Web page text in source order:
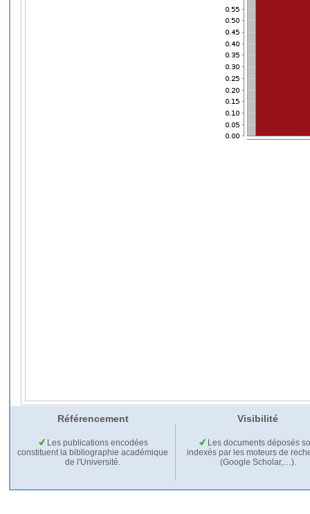
Référencement Visibilité
Les publications encodées
constituent la bibliographie académique
de l'Université.
Les documents déposés
indexés par les moteurs de
(Google Scholar,…).